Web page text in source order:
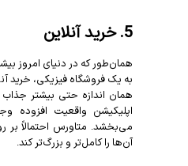
5. خرید آنلاین
همان‌طور که در دنیای امروز
همان اندازه حتی بیشتر
اپلیکیشن واقعیت افزوده
می‌بخشد. متاورس احتمالاً بر
آن‌ها را کامل‌تر و بزرگ‌تر کند.